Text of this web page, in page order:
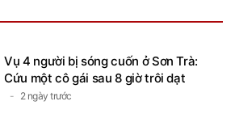
Vụ 4 người bị sóng cuốn ở Sơn Trà:
Cứu một cô gái sau 8 giờ trôi dạt
2 ngày trước